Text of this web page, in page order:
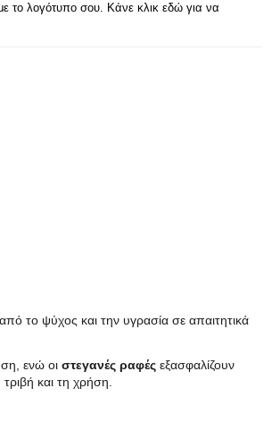
το λογότυπο σου. Κάνε κλικ εδώ για να
το ψύχος και την υγρασία σε απαιτητικά
ενώ οι στεγανές ραφές εξασφαλίζουν
και τη χρήση.